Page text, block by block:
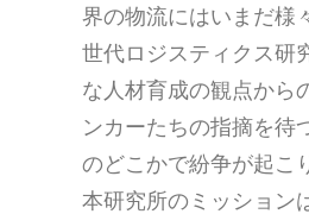
界の物流にはいまだ様
世代ロジスティクス研
な人材育成の観点から
ンカーたちの指摘を待
のどこかで紛争が起こ
本研究所のミッション